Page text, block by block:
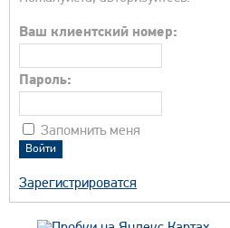
Ваш клиентский номер:
Пароль:
Запомнить меня
Зарегистрироватся